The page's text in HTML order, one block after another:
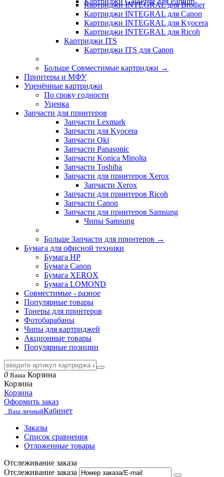
Картриджи INTEGRAL для Brother
Картриджи INTEGRAL для Canon
Картриджи INTEGRAL для Kyocera
Картриджи INTEGRAL для Ricoh
Картриджи ITS
Картриджи ITS для Canon
Больше Совместимые картриджи →
Принтеры и МФУ
Уценённые картриджи
По сроку годности
Уценка
Запчасти для принтеров
Запчасти Lexmark
Запчасти для Kyocera
Запчасти Oki
Запчасти Panasonic
Запчасти Koniсa Minolta
Запчасти Toshiba
Запчасти для принтеров Xerox
Запчасти Xerox
Запчасти для принтеров Ricoh
Запчасти Canon
Запчасти для принтеров Samsung
Чипы Samsung
Больше Запчасти для принтеров →
Бумага для офисной техники
Бумага HP
Бумага Canon
Бумага XEROX
Бумага LOMOND
Совместимые - разное
Популярные товары
Тонеры для принтеров
Фотобарабаны
Чипы для картриджей
Акционные товары
Популярные позиции
0 Ваша Корзина
Корзина
Корзина
Оформить заказ
Ваш личныйКабинет
Заказы
Список сравнения
Отложенные товары
Отслеживание заказа
Отслеживание заказа